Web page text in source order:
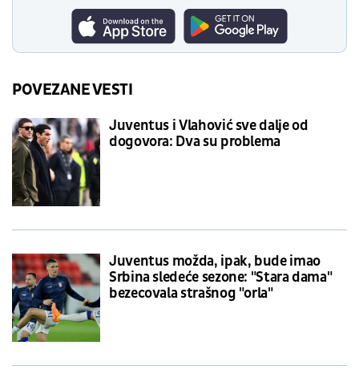
POVEZANE VESTI
Juventus i Vlahović sve dalje od
dogovora: Dva su problema
Juventus možda, ipak, bude imao
Srbina sledeće sezone: "Stara dama"
bezecovala strašnog "orla"